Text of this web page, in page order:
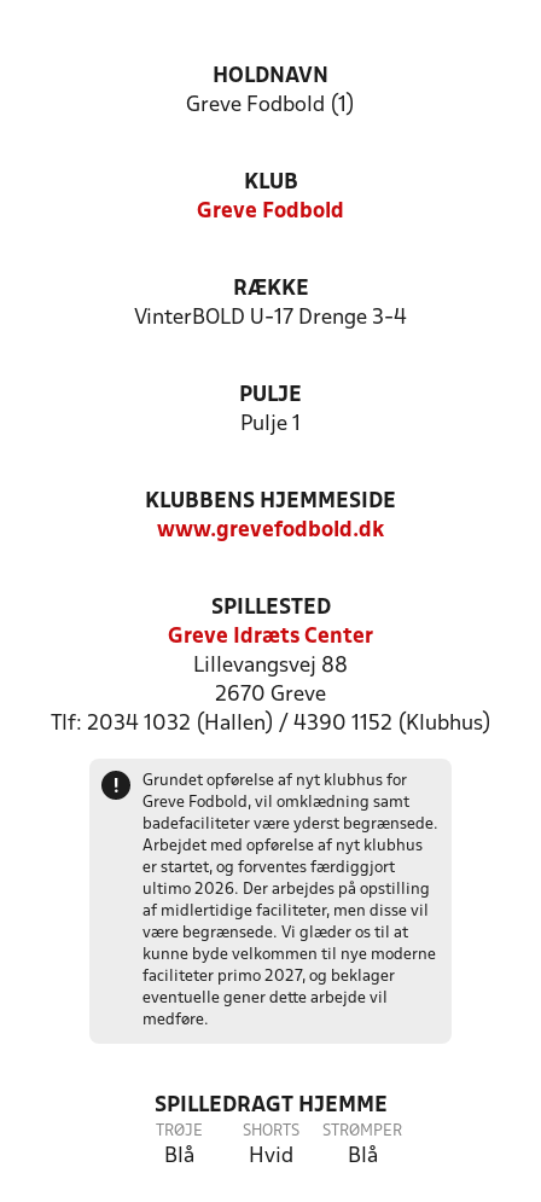
HOLDNAVN
Greve Fodbold (1)
KLUB
Greve Fodbold
RÆKKE
VinterBOLD U-17 Drenge 3-4
PULJE
Pulje 1
KLUBBENS HJEMMESIDE
www.grevefodbold.dk
SPILLESTED
Greve Idræts Center
Lillevangsvej 88
2670 Greve
Tlf: 2034 1032 (Hallen) / 4390 1152 (Klubhus)
!
Grundet opførelse af nyt klubhus for
Greve Fodbold, vil omklædning samt
badefaciliteter være yderst begrænsede.
Arbejdet med opførelse af nyt klubhus
er startet, og forventes færdiggjort
ultimo 2026. Der arbejdes på opstilling
af midlertidige faciliteter, men disse vil
være begrænsede. Vi glæder os til at
kunne byde velkommen til nye moderne
faciliteter primo 2027, og beklager
eventuelle gener dette arbejde vil
medføre.
SPILLEDRAGT HJEMME
TRØJE
Blå
SHORTS
Hvid
STRØMPER
Blå